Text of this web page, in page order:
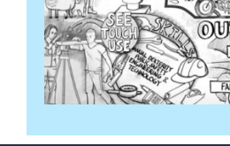
خود
رپورٹنگ
کی
سرگرمی
17 مارچ 2024
مزید پڑھ "